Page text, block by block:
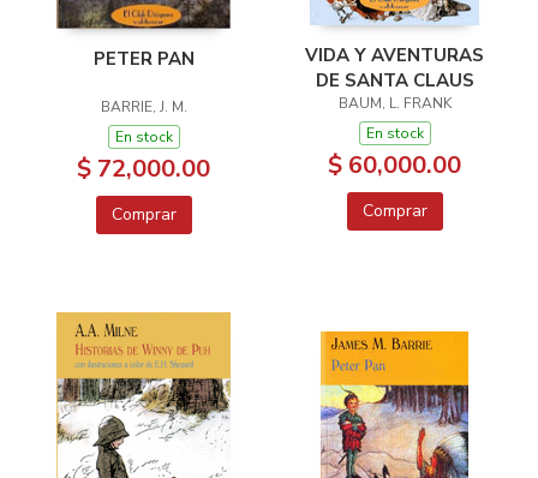
PETER PAN
BARRIE, J. M.
En stock
$ 72,000.00
Comprar
VIDA Y AVENTURAS
DE SANTA CLAUS
BAUM, L. FRANK
En stock
$ 60,000.00
Comprar